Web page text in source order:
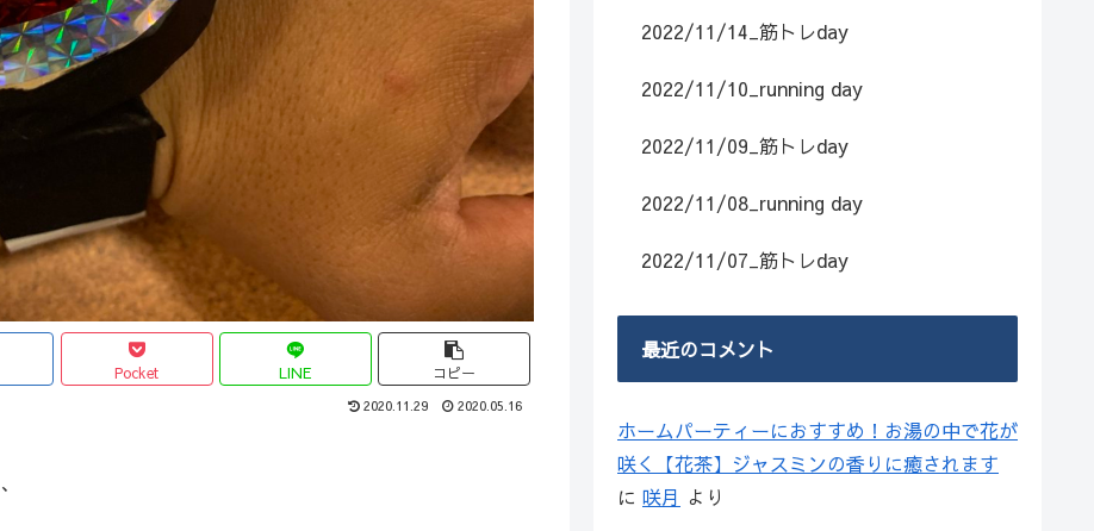
Pocket LINE コピー
2020.11.29 2020.05.16
2022/11/14_筋トレday
2022/11/10_running day
2022/11/09_筋トレday
2022/11/08_running day
2022/11/07_筋トレday
最近のコメント
ホームパーティーにおすすめ！お湯の中で花が
咲く【花茶】ジャスミンの香りに癒されます
に 咲月 より